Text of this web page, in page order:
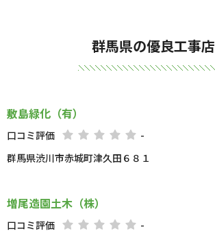
群馬県の優良工事店
敷島緑化（有）
口コミ評価
-
群馬県渋川市赤城町津久田６８１
増尾造園土木（株）
口コミ評価
-